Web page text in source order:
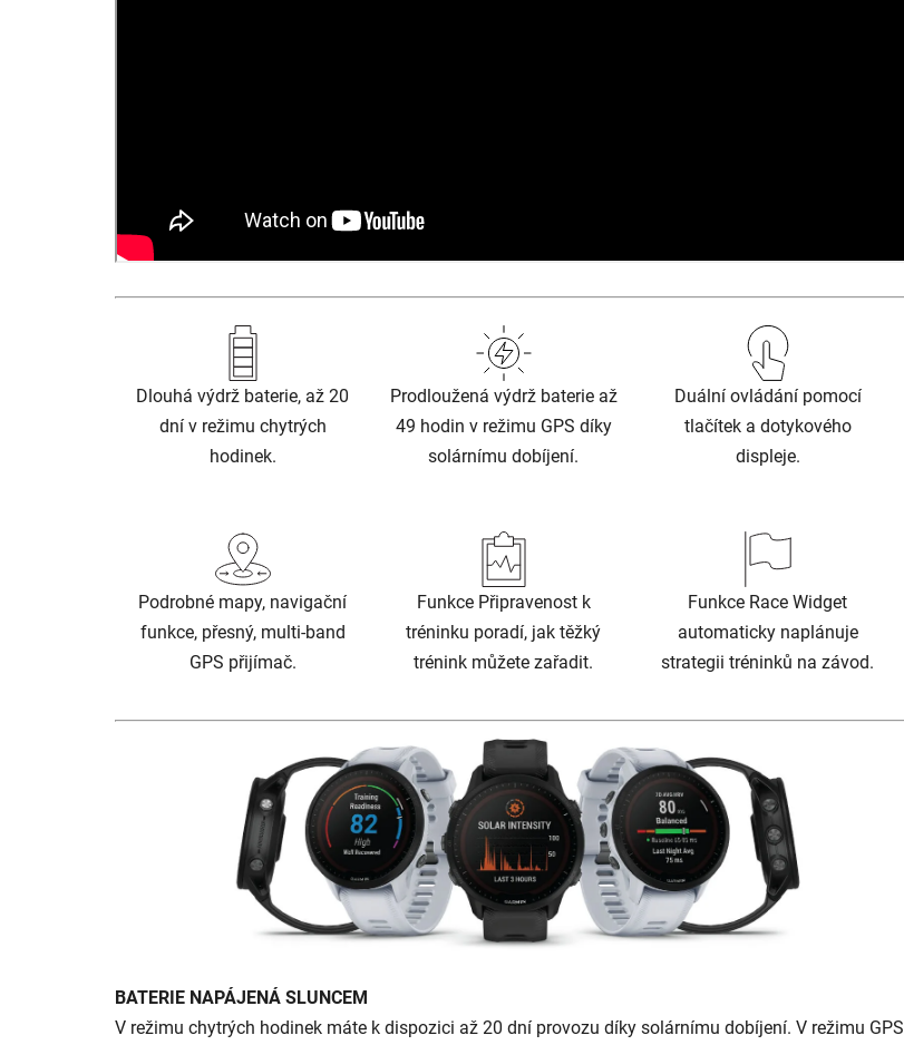
Dlouhá výdrž baterie, až 20
dní v režimu chytrých
hodinek.
Prodloužená výdrž baterie až
49 hodin v režimu GPS díky
solárnímu dobíjení.
Duální ovládání pomocí
tlačítek a dotykového
displeje.
Podrobné mapy, navigační
funkce, přesný, multi-band
GPS přijímač.
Funkce Připravenost k
tréninku poradí, jak těžký
trénink můžete zařadit.
Funkce Race Widget
automaticky naplánuje
strategii tréninků na závod.
BATERIE NAPÁJENÁ SLUNCEM
V režimu chytrých hodinek máte k dispozici až 20 dní provozu díky solárnímu dobíjení. V režimu GPS